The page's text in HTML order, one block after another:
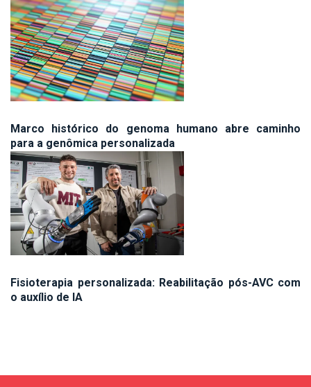
Marco histórico do genoma humano abre caminho
para a genômica personalizada
Fisioterapia personalizada: Reabilitação pós-AVC com
o auxílio de IA